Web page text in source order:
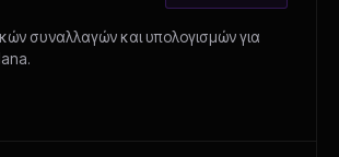
συναλλαγών και υπολογισμών για